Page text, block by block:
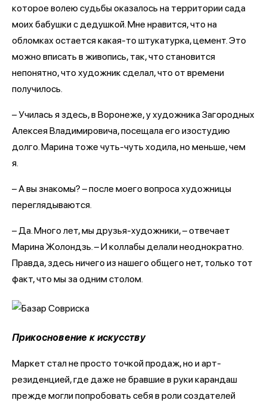
которое волею судьбы оказалось на территории сада
моих бабушки с дедушкой. Мне нравится, что на
обломках остается какая-то штукатурка, цемент. Это
можно вписать в живопись, так, что становится
непонятно, что художник сделал, что от времени
получилось.
– Училась я здесь, в Воронеже, у художника Загородных
Алексея Владимировича, посещала его изостудию
долго. Марина тоже чуть-чуть ходила, но меньше, чем
я.
– А вы знакомы? – после моего вопроса художницы
переглядываются.
– Да. Много лет, мы друзья-художники, – отвечает
Марина Жолондзь. – И коллабы делали неоднократно.
Правда, здесь ничего из нашего общего нет, только тот
факт, что мы за одним столом.
Прикосновение к искусству
Маркет стал не просто точкой продаж, но и арт-
резиденцией, где даже не бравшие в руки карандаш
прежде могли попробовать себя в роли создателей